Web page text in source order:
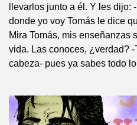
llevarlos junto a él. Y les
donde yo voy Tomás le dice
Mira Tomás, mis enseñanzas
vida. Las conoces, ¿verdad?
cabeza- pues ya sabes todo